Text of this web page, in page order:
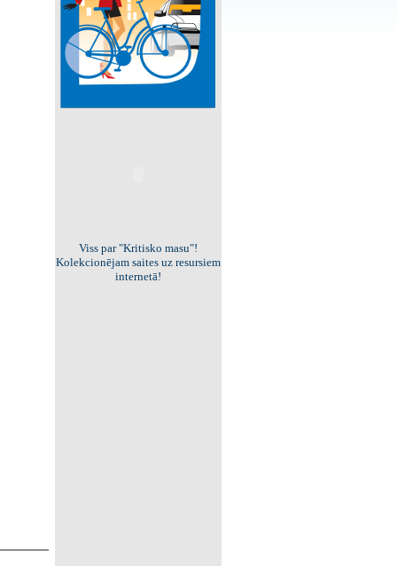
Viss par "Kritisko masu"!
Kolekcionējam saites uz resursiem
internetā!